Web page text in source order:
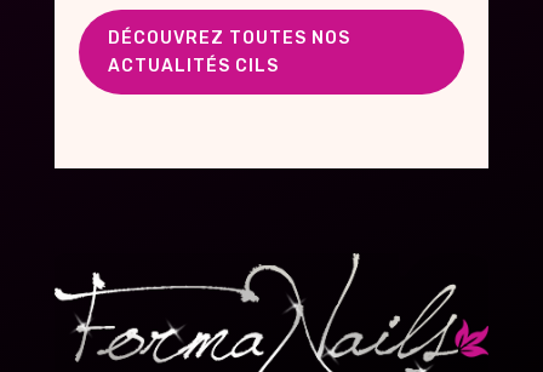
DÉCOUVREZ TOUTES NOS
ACTUALITÉS CILS